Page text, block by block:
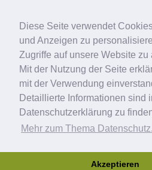
Diese Seite verwendet
und Anzeigen zu
Zugriffe auf unsere Website zu
Mit der Nutzung der Seite
mit der Verwendung
Detaillierte Informationen sind
Datenschutzerklärung zu
Mehr zum Thema Datenschutz.
Akzeptieren